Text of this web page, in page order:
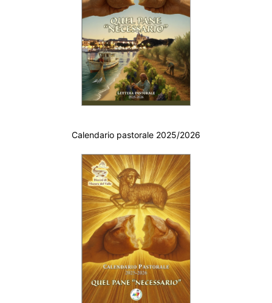
Calendario pastorale 2025/2026